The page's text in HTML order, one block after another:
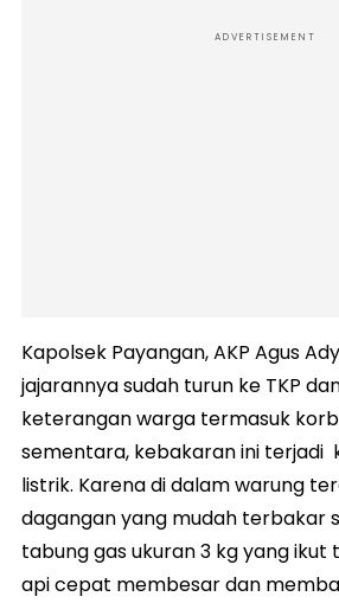
ADVERTISEMENT
Kapolsek Payangan, AKP Agus
jajarannya sudah turun ke TKP
keterangan warga termasuk
sementara, kebakaran ini terjadi
listrik. Karena di dalam warung
dagangan yang mudah terbakar
tabung gas ukuran 3 kg yang
api cepat membesar dan